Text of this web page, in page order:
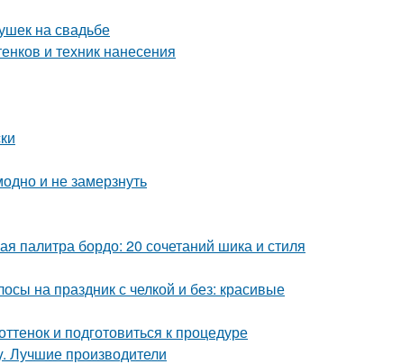
на свадьбе
и техник нанесения
и не замерзнуть
палитра бордо: 20 сочетаний шика и стиля
на праздник с челкой и без: красивые
и подготовиться к процедуре
Лучшие производители